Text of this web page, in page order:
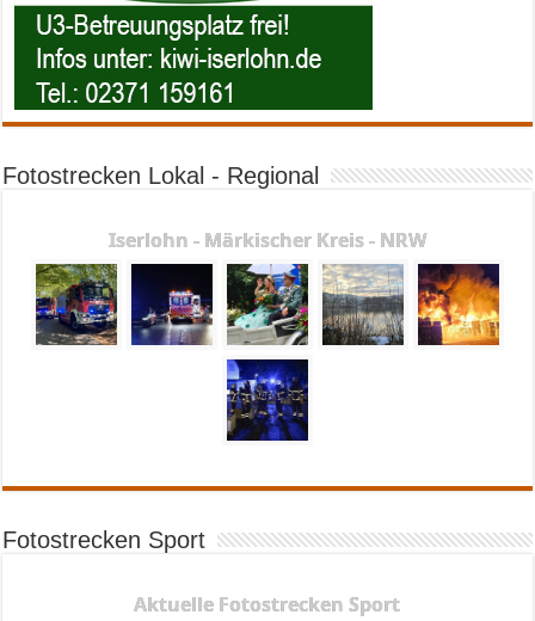
Fotostrecken Lokal - Regional
Iserlohn - Märkischer Kreis - NRW
Fotostrecken Sport
Aktuelle Fotostrecken Sport